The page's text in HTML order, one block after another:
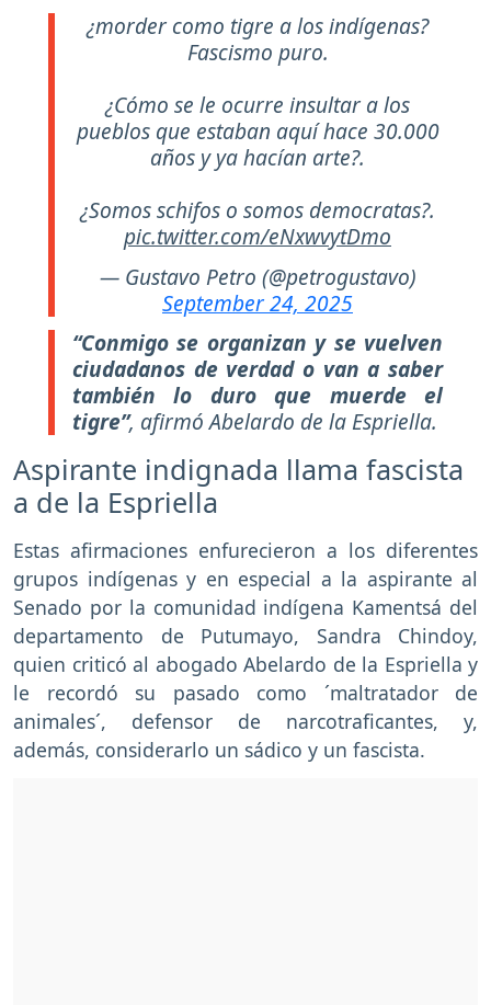
¿morder como tigre a los indígenas?
Fascismo puro.
¿Cómo se le ocurre insultar a los
pueblos que estaban aquí hace 30.000
años y ya hacían arte?.
¿Somos schifos o somos democratas?.
pic.twitter.com/eNxwvytDmo
— Gustavo Petro (@petrogustavo)
September 24, 2025
“Conmigo se organizan y se vuelven
ciudadanos de verdad o van a saber
también lo duro que muerde el
tigre”, afirmó Abelardo de la Espriella.
Aspirante indignada llama fascista
a de la Espriella
Estas afirmaciones enfurecieron a los diferentes
grupos indígenas y en especial a la aspirante al
Senado por la comunidad indígena Kamentsá del
departamento de Putumayo, Sandra Chindoy,
quien criticó al abogado Abelardo de la Espriella y
le recordó su pasado como ´maltratador de
animales´, defensor de narcotraficantes, y,
además, considerarlo un sádico y un fascista.